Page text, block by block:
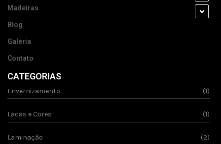
Madeiras
Blog
Galeria
Contato
CATEGORIAS
Envernizamento (1)
Lacas e Cores (1)
Laminação (2)